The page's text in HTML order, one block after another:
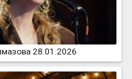
28.01.2026